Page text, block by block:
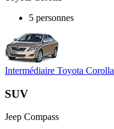
5 personnes
Intermédiaire Toyota Corolla
SUV
Jeep Compass